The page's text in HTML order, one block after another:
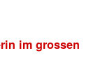
im grossen